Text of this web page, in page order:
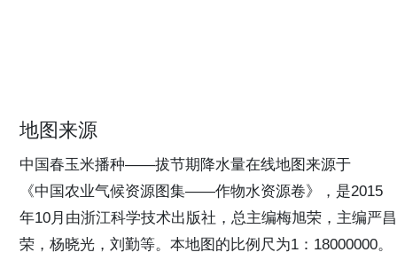
地图来源
中国春玉米播种——拔节期降水量在线地图来源于
《中国农业气候资源图集——作物水资源卷》，是2015
年10月由浙江科学技术出版社，总主编梅旭荣，主编严昌
荣，杨晓光，刘勤等。本地图的比例尺为1：18000000。